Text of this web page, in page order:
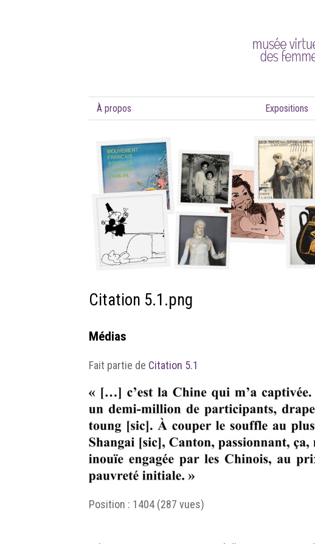
À propos Expositions
Citation 5.1.png
Médias
Fait partie de Citation 5.1
Position : 1404 (287 vues)